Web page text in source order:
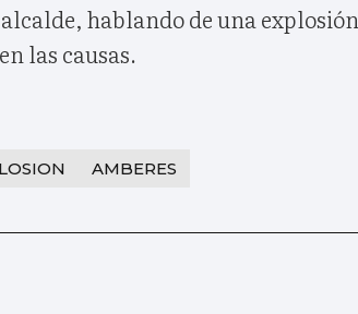
hablando de una explosión
las causas.
AMBERES